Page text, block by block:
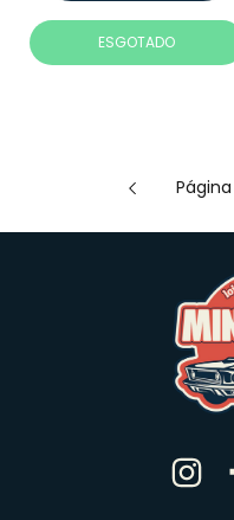
ESGOTADO
Página